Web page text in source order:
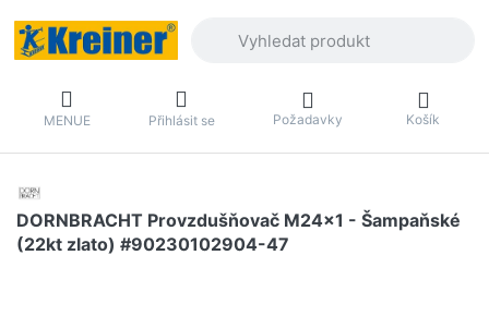
MENUE Přihlásit se Požadavky Košík
DORNBRACHT Provzdušňovač M24x1 - Šampaňské
(22kt zlato) #90230102904-47